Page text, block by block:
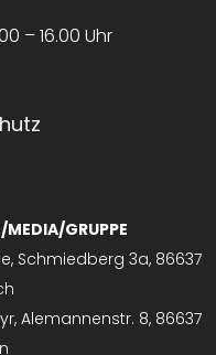
– 16.00 Uhr
GRUPPE
Schmiedberg 3a, 86637
Alemannenstr. 8, 86637